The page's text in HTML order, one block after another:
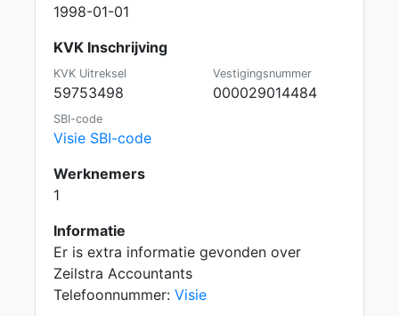
1998-01-01
KVK Inschrijving
KVK Uitreksel
59753498
Vestigingsnummer
000029014484
SBI-code
Visie SBI-code
Werknemers
1
Informatie
Er is extra informatie gevonden over
Zeilstra Accountants
Telefoonnummer: Visie